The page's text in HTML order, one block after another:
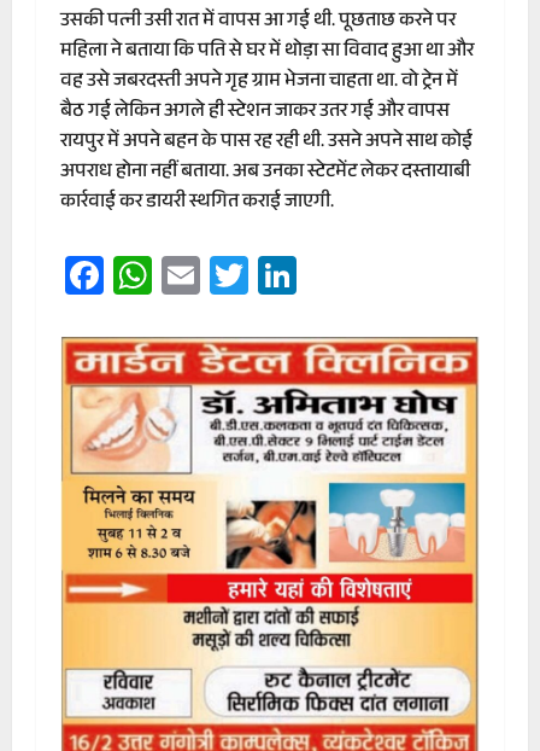
उसकी पत्नी उसी रात में वापस आ गई थी. पूछताछ करने पर
महिला ने बताया कि पति से घर में थोड़ा सा विवाद हुआ था और
वह उसे जबरदस्ती अपने गृह ग्राम भेजना चाहता था. वो ट्रेन में
बैठ गई लेकिन अगले ही स्टेशन जाकर उतर गई और वापस
रायपुर में अपने बहन के पास रह रही थी. उसने अपने साथ कोई
अपराध होना नहीं बताया. अब उनका स्टेटमेंट लेकर दस्तायाबी
कार्रवाई कर डायरी स्थगित कराई जाएगी.
Facebook
WhatsApp
EmailTwitter